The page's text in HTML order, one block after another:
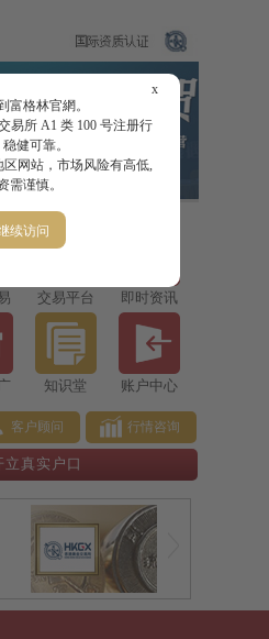
x
富格林官網。
易所 A1 类 100 号注册行
稳健可靠。
网站，市场风险有高低,
需谨慎。
续访问
交易平台 即时资讯
知识堂 账户中心
客户顾问 行情咨询
立真实户口